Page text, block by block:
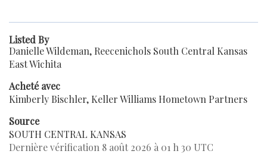
Listed By
Danielle Wildeman, Reecenichols South Central Kansas
East Wichita
Acheté avec
Kimberly Bischler, Keller Williams Hometown Partners
Source
SOUTH CENTRAL KANSAS
Dernière vérification 8 août 2026 à 01 h 30 UTC